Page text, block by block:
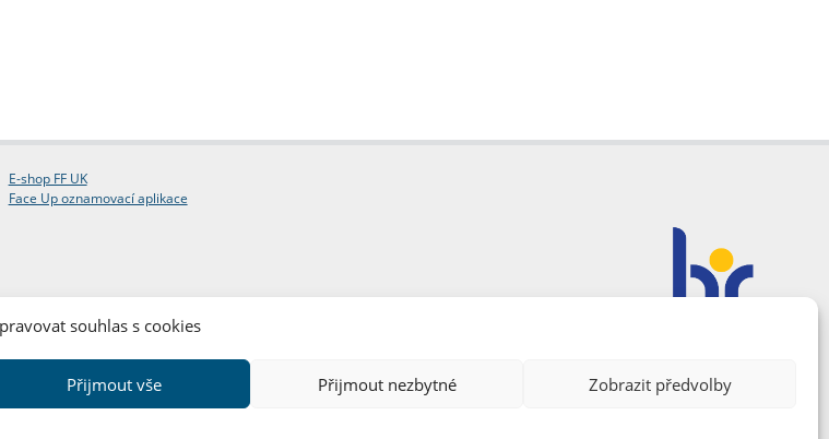
souhlas s cookies
Přijmout vše Přijmout nezbytné Zobrazit předvolby
E-shop FF UK
Face Up oznamovací aplikace